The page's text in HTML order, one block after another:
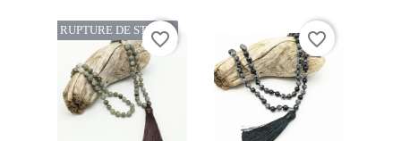
RUPTURE DE STOCK
favorite_border favorite_border